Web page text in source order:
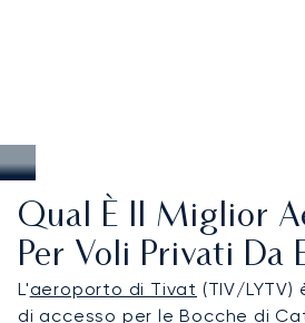
Qual È Il Miglior
Per Voli Privati Da
L'aeroporto di Tivat (TIV/
di accesso per le Bocche di